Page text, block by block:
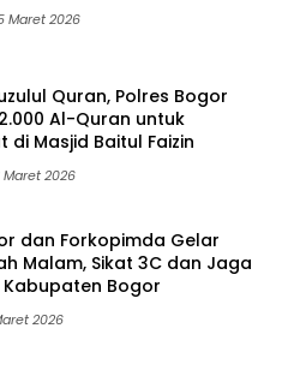
Maret 2026
Quran, Polres Bogor
Al-Quran untuk
di Masjid Baitul Faizin
Maret 2026
dan Forkopimda Gelar
Malam, Sikat 3C dan Jaga
Bogor
2026